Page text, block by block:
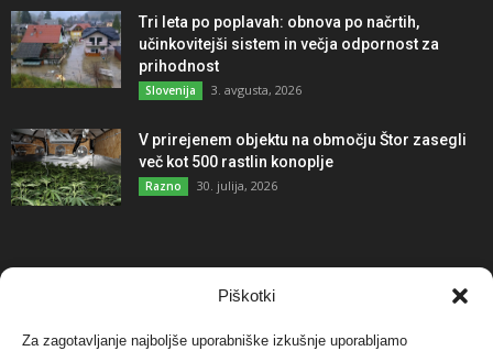
Piškotki
Za zagotavljanje najboljše uporabniške izkušnje uporabljamo
Tri leta po poplavah: obnova po načrtih,
učinkovitejši sistem in večja odpornost za
prihodnost
Slovenija 3. avgusta, 2026
V prirejenem objektu na območju Štor zasegli
več kot 500 rastlin konoplje
Razno 30. julija, 2026
NAJBOLJ KOMENTIRANO
Protest proti vetrnim elektrarnam na Ojstrici, v